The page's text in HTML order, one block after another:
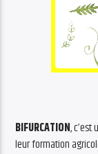
BIFURCATION,
leur formation